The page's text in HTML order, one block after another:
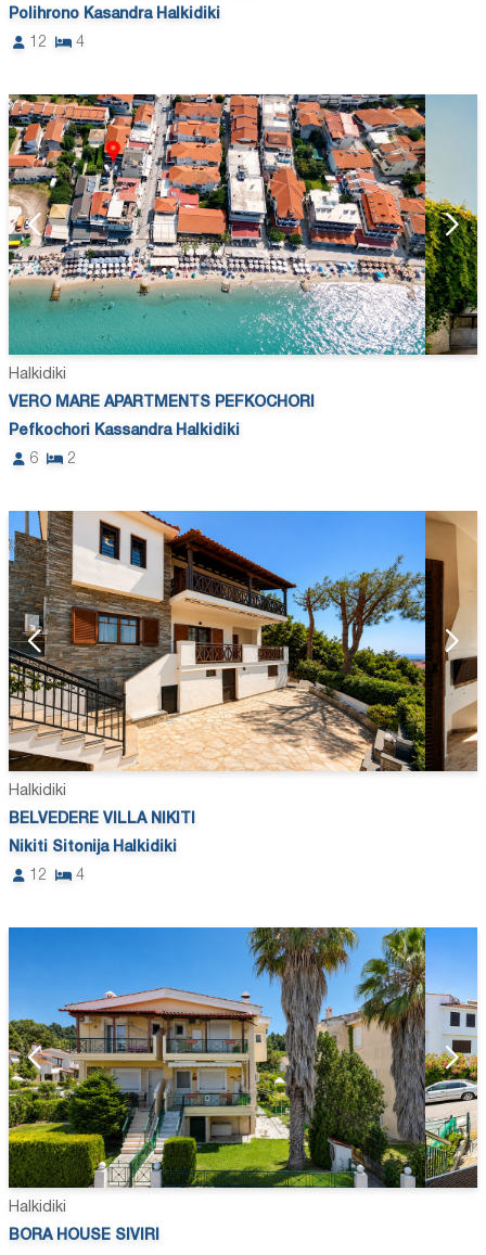
Polihrono Kasandra Halkidiki
12
4
Halkidiki
VERO MARE APARTMENTS PEFKOCHORI
Pefkochori Kassandra Halkidiki
6
2
Halkidiki
BELVEDERE VILLA NIKITI
Nikiti Sitonija Halkidiki
12
4
Halkidiki
BORA HOUSE SIVIRI